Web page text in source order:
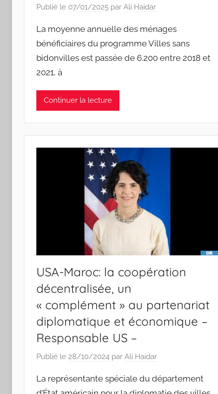
Publié le 07/01/2025 par Ali Haidar
La moyenne annuelle des ménages
bénéficiaires du programme Villes sans
bidonvilles est passée de 6.200 entre 2018 et
2021, à
Continuer la lecture
USA-Maroc: la coopération
décentralisée, un
« complément » au partenariat
diplomatique et économique –
Responsable US –
Publié le 28/10/2024 par Ali Haidar
La représentante spéciale du département